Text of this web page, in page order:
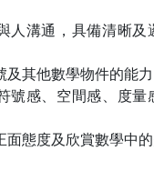
人溝通，具備清晰及
及其他數學物件的能力
號感、空間感、度量
面態度及欣賞數學中